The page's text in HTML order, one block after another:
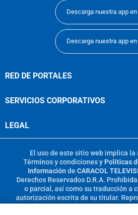
Descarga nuestra app en
Descarga nuestra app en
RED DE PORTALES
SERVICIOS CORPORATIVOS
LEGAL
El uso de este sitio web implica
Términos y condicionesy Políticas
Información de CARACOL
Derechos Reservados D.R.A.
o parcial, así como su traducción a
autorización escrita de su titular.